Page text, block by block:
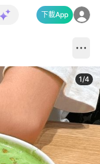
下載App
1/4